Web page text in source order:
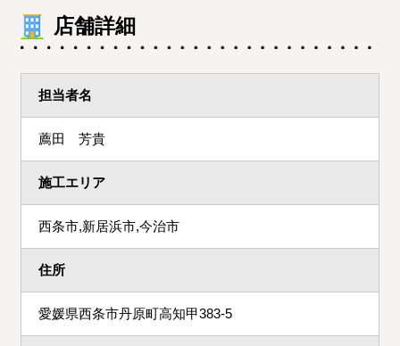
店舗詳細
担当者名
薦田 芳貴
施工エリア
西条市,新居浜市,今治市
住所
愛媛県西条市丹原町高知甲383-5